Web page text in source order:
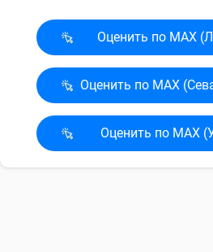
Оценить по MAX
Оценить по MAX
Оценить по MAX